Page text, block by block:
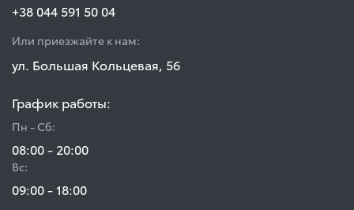
+38 044 591 50 04
Или приезжайте к нам:
ул. Большая Кольцевая, 56
График работы:
Пн - Сб:
08:00 - 20:00
Вс:
09:00 - 18:00